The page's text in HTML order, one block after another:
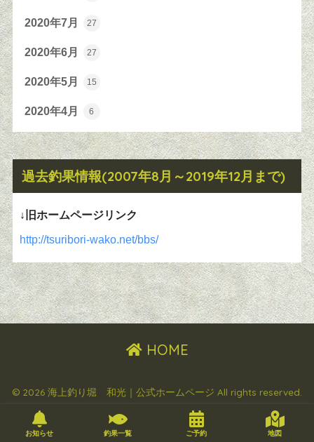
2020年7月 27
2020年6月 27
2020年5月 15
2020年4月 6
過去釣果情報(2007年8月～2019年12月まで)
↓旧ホームページリンク
http://tsuribori-wako.net/bbs/
HOME
© 2026 海上釣り堀 和光｜公式ホームページ All rights reserved.
お知らせ 釣果一覧 ご予約 地図